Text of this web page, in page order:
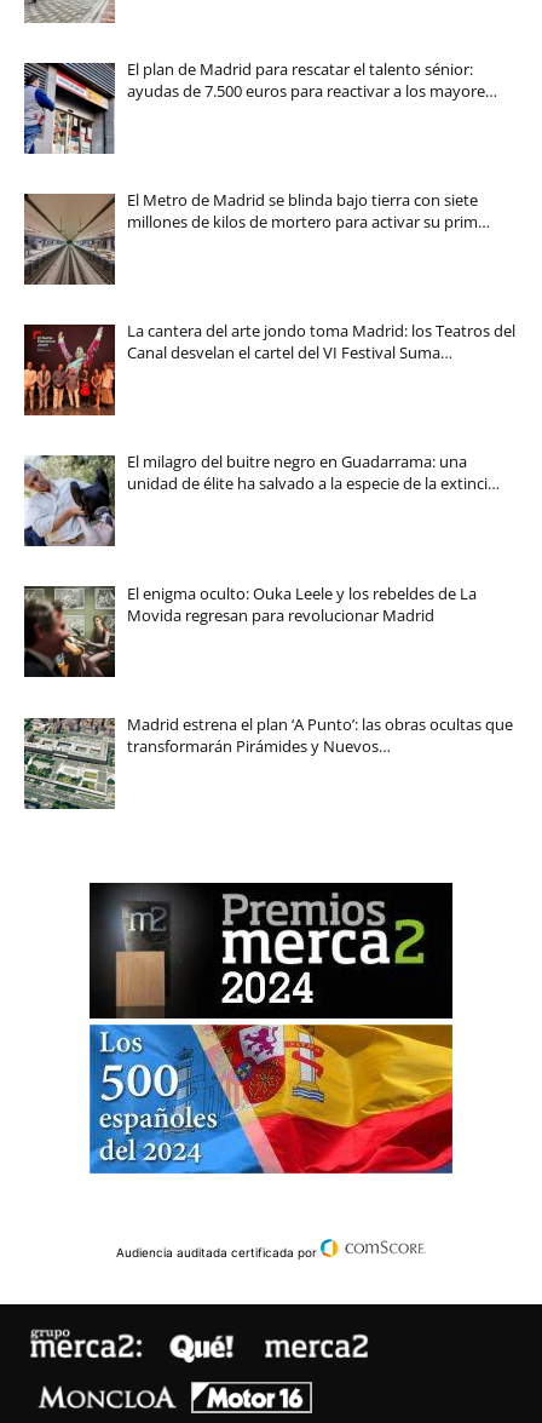
El plan de Madrid para rescatar el talento sénior:
ayudas de 7.500 euros para reactivar a los mayore…
El Metro de Madrid se blinda bajo tierra con siete
millones de kilos de mortero para activar su prim…
La cantera del arte jondo toma Madrid: los Teatros del
Canal desvelan el cartel del VI Festival Suma…
El milagro del buitre negro en Guadarrama: una
unidad de élite ha salvado a la especie de la extinci…
El enigma oculto: Ouka Leele y los rebeldes de La
Movida regresan para revolucionar Madrid
Madrid estrena el plan ‘A Punto’: las obras ocultas que
transformarán Pirámides y Nuevos…
Audiencia auditada certificada por